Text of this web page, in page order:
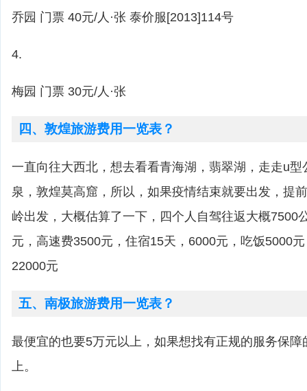
乔园 门票 40元/人·张 泰价服[2013]114号
4.
梅园 门票 30元/人·张
四、敦煌旅游费用一览表？
一直向往大西北，想去看看青海湖，翡翠湖，走走u
泉，敦煌莫高窟，所以，如果疫情结束就要出发，提
岭出发，大概估算了一下，四个人自驾往返大概7500
元，高速费3500元，住宿15天，6000元，吃饭5000
22000元
五、南极旅游费用一览表？
最便宜的也要5万元以上，如果想找有正规的服务保
上。